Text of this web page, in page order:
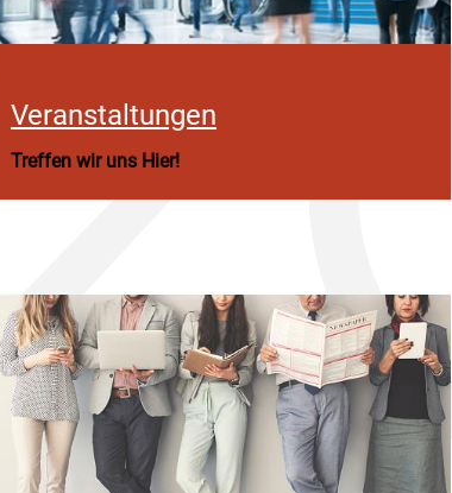
Veranstaltungen
Treffen wir uns Hier!